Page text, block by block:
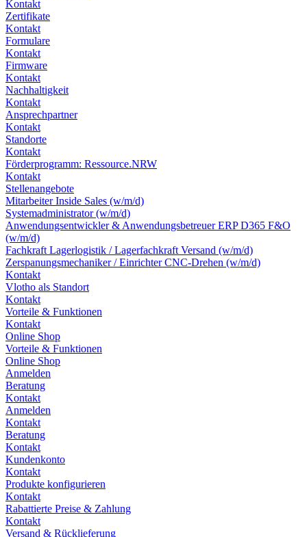
Kontakt
Zertifikate
Kontakt
Formulare
Kontakt
Firmware
Kontakt
Nachhaltigkeit
Kontakt
Ansprechpartner
Kontakt
Standorte
Kontakt
Förderprogramm: Ressource.NRW
Kontakt
Stellenangebote
Mitarbeiter Inside Sales (w/m/d)
Systemadministrator (w/m/d)
Anwendungsentwickler & Anwendungsbetreuer ERP D365 F&O
(w/m/d)
Fachkraft Lagerlogistik / Lagerfachkraft Versand (w/m/d)
Zerspanungsmechaniker / Einrichter CNC-Drehen (w/m/d)
Kontakt
Vlotho als Standort
Kontakt
Vorteile & Funktionen
Kontakt
Online Shop
Vorteile & Funktionen
Online Shop
Anmelden
Beratung
Kontakt
Anmelden
Kontakt
Beratung
Kontakt
Kundenkonto
Kontakt
Produkte konfigurieren
Kontakt
Rabattierte Preise & Zahlung
Kontakt
Versand & Rücklieferung